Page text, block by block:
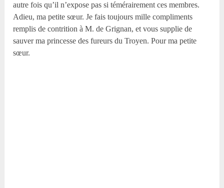
autre fois qu’il n’expose pas si témérairement ces membres.
Adieu, ma petite sœur. Je fais toujours mille compliments
remplis de contrition à M. de Grignan, et vous supplie de
sauver ma princesse des fureurs du Troyen. Pour ma petite
sœur.